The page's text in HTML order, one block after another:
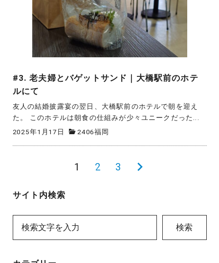
#3. 老夫婦とバゲットサンド｜大橋駅前のホテ
ルにて
友人の結婚披露宴の翌日、大橋駅前のホテルで朝を迎え
た。 このホテルは朝食の仕組みが少々ユニークだった...
2025年1月17日 2406福岡
の
ペ
1 2 3
次
ー
サイト内検索
検索